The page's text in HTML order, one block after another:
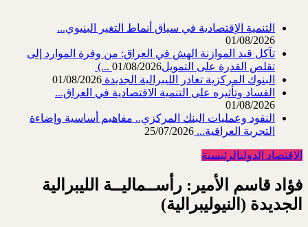
التنمية الإقتصادية في سياق أنماط التغير البنيوي...
01/08/2026
تآكل قيد الموازنة الهش في العراق: من وفرة الموارد إلى
تقلص القدرة على التمويل‎ (...01/08/2026
البنوك المركزية تغادر الليبرالية الجديدة 01/08/2026
الفساد وتأثيره على التنمية الاقتصادية في العراق...
01/08/2026
النقود وعمليات البنك المركزي.. مفاهيم أساسية وإضاءة
التجربة العراقية... 25/07/2026
الاقتصاد الدوليالرئيسية
فؤاد قاسم الأمير: رأســماليــة الليبرالية
الجديدة (النيوليبرالية)